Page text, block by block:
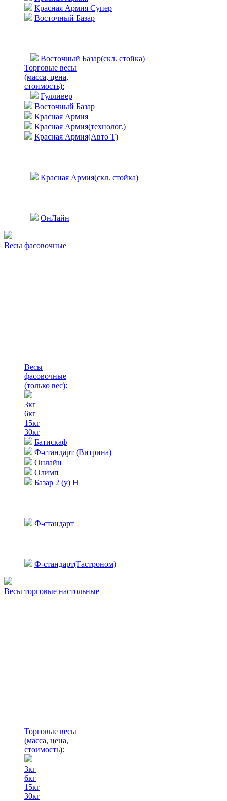
Красная Армия Супер
Восточный Базар
Восточный Базар(скл. стойка)
Торговые весы
(масса, цена,
стоимость):
Гулливер
Восточный Базар
Красная Армия
Красная Армия(технолог.)
Красная Армия(Авто Т)
Красная Армия(скл. стойка)
ОнЛайн
Весы фасовочные
Весы
фасовочные
(только вес):
3кг
6кг
15кг
30кг
Батискаф
Ф-стандарт (Витрина)
Онлайн
Олимп
Базар 2 (у) Н
Ф-стандарт
Ф-стандарт(Гастроном)
Весы торговые настольные
Торговые весы
(масса, цена,
стоимость):
3кг
6кг
15кг
30кг